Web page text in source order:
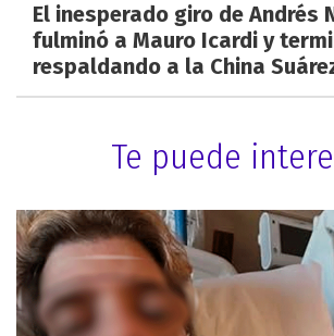
El inesperado giro de Andrés
fulminó a Mauro Icardi y
respaldando a la China
Te puede